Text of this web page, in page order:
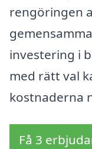
rengöringen
investering i
med rätt val
kostnaderna
Få 3